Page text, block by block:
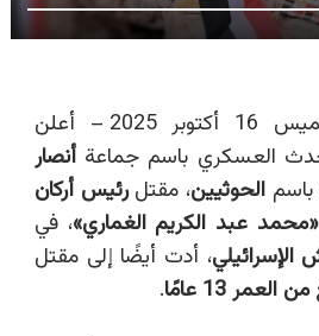
2025 –
أعلن
العسكري باسم جماعةأنصار
باسم الحوثيين، مقتلرئيس أركان
عبد الكريم الغماري»، في
الإسرائيلي، أدت أيضًا إلى مقتل
13 عامًا
.